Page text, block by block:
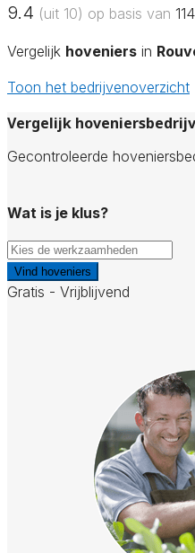
9.4 (uit 10) op basis van 114
Vergelijk hoveniers in
Toon het bedrijvenoverzicht
Vergelijk
Gecontroleerde
Wat is je klus?
Vind hoveniers
Gratis - Vrijblijvend